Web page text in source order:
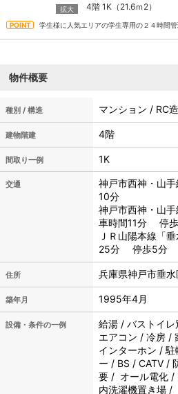
4階 1K（21.6ｍ 2）
学生様に人気エリアの学生専用の２４時間
物件概要
種別 / 構造 マンション / RC
建物階建 4階
間取り一例 1K
交通
神戸市西神・山
10分
神戸市西神・山
車時間11分 停
ＪＲ山陽本線「
25分 停歩5分
住所 兵庫県神戸市垂
築年月 1995年4月
設備・条件の一例
給湯 / バストイ
エアコン / 冷房 /
インターホン /
ー / BS / CATV /
要 / オール電化 /
内洗濯機置き場 /